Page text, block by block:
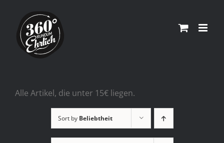
content
Alle Artikel, die unter 15€ liegen.
Sort by Beliebtheit